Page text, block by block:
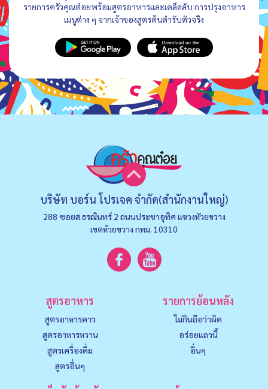
รายการครัวคุณต๋อยพร้อมสูตรอาหารและเคล็ดลับ การปรุงอาหาร
เมนูต่าง ๆ จากเจ้าของสูตรต้นตำรับตัวจริง
บริษัท บอร์น โปรเจค จำกัด(สำนักงานใหญ่)
288 ซอยส.ธรณินทร์ 2 ถนนประชาอุทิศ แขวงหัวยขวาง
เขตห้วยขวาง กทม. 10310
สูตรอาหาร
สูตรอาหารคาว
สูตรอาหารหวาน
สูตรเครื่องดื่ม
สูตรอื่นๆ
รายการย้อนหลัง
ไม่กินถือว่าผิด
อร่อยแถวนี้
อื่นๆ